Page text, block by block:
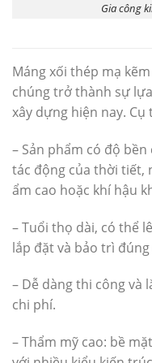
Gia công
Máng xối thép mạ
chúng trở thành sự
xây dựng hiện nay. Cụ
– Sản phẩm có độ
tác động của thời tiết,
ẩm cao hoặc khí hậu
– Tuổi thọ dài, có thể
lắp đặt và bảo trì đúng
– Dễ dàng thi công và
chi phí.
– Thẩm mỹ cao: bề